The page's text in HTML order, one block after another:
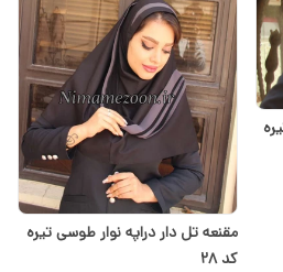
مقنعه تل دار دراپه نوار طوسی تیره
کد 28